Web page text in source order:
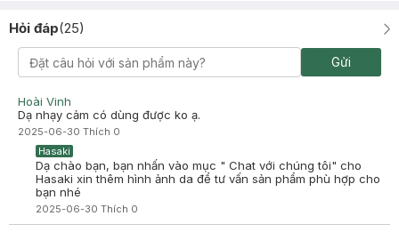
2022-06-23
Da đâu đến da thường đều dùng được. Giá rẻ, có chống nắng
ổn.
Hỏi đáp(25)
Gửi
Hoài Vinh
Dạ nhạy cảm có dùng được ko ạ.
2025-06-30 Thích 0
Hasaki
Dạ chào bạn, bạn nhấn vào mục " Chat với chúng tôi" cho
Hasaki xin thêm hình ảnh da để tư vấn sản phẩm phù hợp cho
bạn nhé
2025-06-30 Thích 0